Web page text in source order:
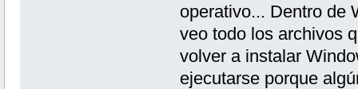
operativo... Dentro de
veo todo los archivos
volver a instalar
ejecutarse porque